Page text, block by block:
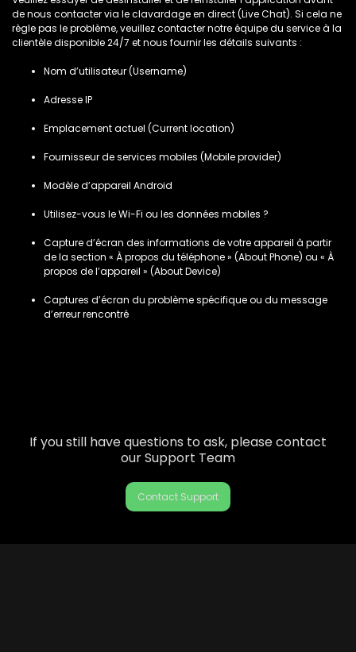
de nous contacter via le clavardage en direct (Live Chat). Si cela ne
règle pas le problème, veuillez contacter notre équipe du service à la
clientèle disponible 24/7 et nous fournir les détails suivants :
Nom d’utilisateur (Username)
Adresse IP
Emplacement actuel (Current location)
Fournisseur de services mobiles (Mobile provider)
Modèle d’appareil Android
Utilisez-vous le Wi-Fi ou les données mobiles ?
Capture d’écran des informations de votre appareil à partir
de la section « À propos du téléphone » (About Phone) ou « À
propos de l’appareil » (About Device)
Captures d’écran du problème spécifique ou du message
d’erreur rencontré
If you still have questions to ask, please contact
our Support Team
Contact Support